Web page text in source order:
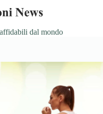
dal mondo